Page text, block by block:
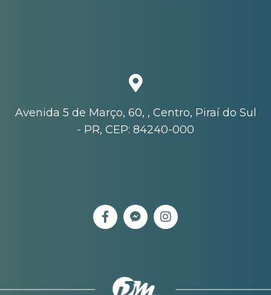
Avenida 5 de Março, 60, , Centro, Piraí do Sul
- PR, CEP: 84240-000